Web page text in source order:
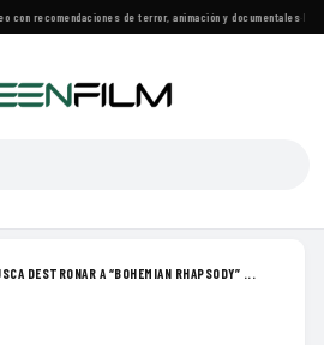
con recomendaciones de terror, animación y documentales·Las
DESTRONAR A “BOHEMIAN RHAPSODY” ...